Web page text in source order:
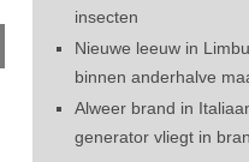
insecten
Nieuwe leeuw in
binnen anderhalve
Alweer brand in
generator vliegt in